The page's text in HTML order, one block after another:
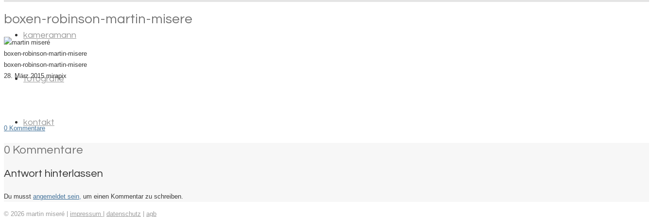
kameramann
fotografie
kontakt
boxen-robinson-martin-misere
boxen-robinson-martin-misere
boxen-robinson-martin-misere
28. März 2015 mirapix
0 Kommentare
0 Kommentare
Antwort hinterlassen
Du musst angemeldet sein, um einen Kommentar zu schreiben.
© 2026 martin miseré | impressum datenschutz agb